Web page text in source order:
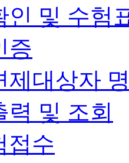
인 및 수험
증
제대상자
력 및 조회
접수